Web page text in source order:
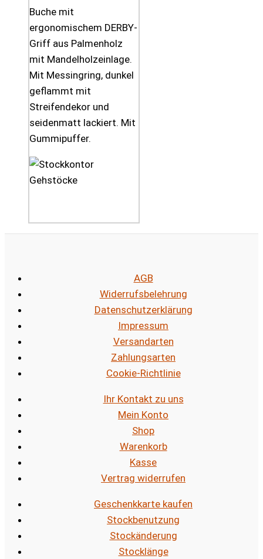
Buche mit
ergonomischem DERBY-
Griff aus Palmenholz
mit Mandelholzeinlage.
Mit Messingring, dunkel
geflammt mit
Streifendekor und
seidenmatt lackiert. Mit
Gummipuffer.
AGB
Widerrufsbelehrung
Datenschutzerklärung
Impressum
Versandarten
Zahlungsarten
Cookie-Richtlinie
Ihr Kontakt zu uns
Mein Konto
Shop
Warenkorb
Kasse
Vertrag widerrufen
Geschenkkarte kaufen
Stockbenutzung
Stockänderung
Stocklänge